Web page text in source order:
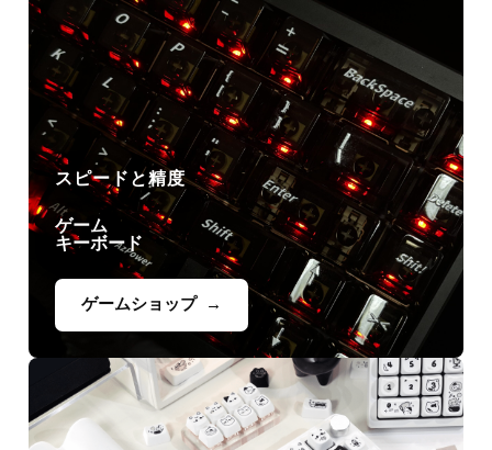
スピードと精度
ゲーム
キーボード
ゲームショップ